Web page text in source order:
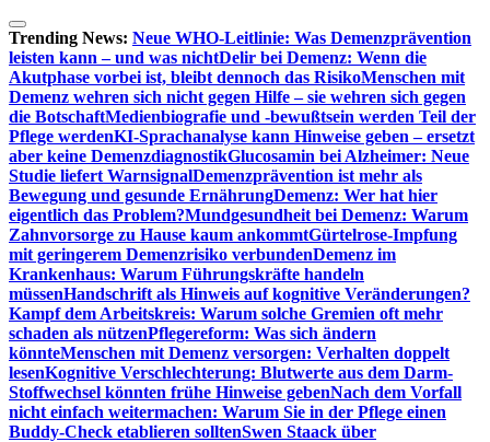
Zum
Inhalt
springen
Trending News: Neue WHO-Leitlinie: Was Demenzprävention
leisten kann – und was nichtDelir bei Demenz: Wenn die
Akutphase vorbei ist, bleibt dennoch das RisikoMenschen mit
Demenz wehren sich nicht gegen Hilfe – sie wehren sich gegen
die BotschaftMedienbiografie und -bewußtsein werden Teil der
Pflege werdenKI-Sprachanalyse kann Hinweise geben – ersetzt
aber keine DemenzdiagnostikGlucosamin bei Alzheimer: Neue
Studie liefert WarnsignalDemenzprävention ist mehr als
Bewegung und gesunde ErnährungDemenz: Wer hat hier
eigentlich das Problem?Mundgesundheit bei Demenz: Warum
Zahnvorsorge zu Hause kaum ankommtGürtelrose-Impfung
mit geringerem Demenzrisiko verbundenDemenz im
Krankenhaus: Warum Führungskräfte handeln
müssenHandschrift als Hinweis auf kognitive Veränderungen?
Kampf dem Arbeitskreis: Warum solche Gremien oft mehr
schaden als nützenPflegereform: Was sich ändern
könnteMenschen mit Demenz versorgen: Verhalten doppelt
lesenKognitive Verschlechterung: Blutwerte aus dem Darm-
Stoffwechsel könnten frühe Hinweise gebenNach dem Vorfall
nicht einfach weitermachen: Warum Sie in der Pflege einen
Buddy-Check etablieren solltenSwen Staack über